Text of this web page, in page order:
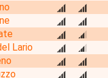
Lario